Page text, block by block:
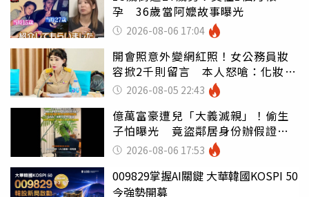
孕 36歲當阿嬤故事曝光
2026-08-06 17:04
開會照意外變網紅照！女公務員妝
容掀2千則留言 本人怒嗆：化妝有
錯嗎2026-08-05 22:43
億萬富豪遭兒「大義滅親」！偷生
子怕曝光 竟盜鄰居身份辦假證落
戶 2026-08-06 17:53
009829掌握AI關鍵 大華韓國KOSPI 50
今強勢開募